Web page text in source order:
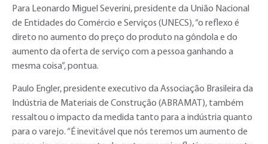
Para Leonardo Miguel Severini, presidente da União Nacional
de Entidades do Comércio e Serviços (UNECS), “o reflexo é
direto no aumento do preço do produto na gôndola e do
aumento da oferta de serviço com a pessoa ganhando a
mesma coisa”, pontua.
Paulo Engler, presidente executivo da Associação Brasileira da
Indústria de Materiais de Construção (ABRAMAT), também
ressaltou o impacto da medida tanto para a indústria quanto
para o varejo. “É inevitável que nós teremos um aumento de